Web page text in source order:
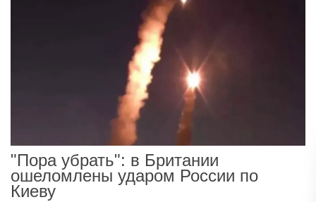
"Пора убрать": в Британии
ошеломлены ударом России по
Киеву